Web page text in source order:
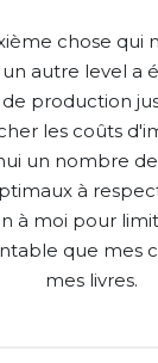
chose qui
autre level a
production
les coûts
un nombre
à
à moi pour
que mes
mes livres.